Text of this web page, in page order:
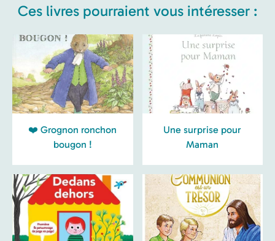
Ces livres pourraient vous intéresser :
❤️ Grognon ronchon
bougon !
Une surprise pour
Maman